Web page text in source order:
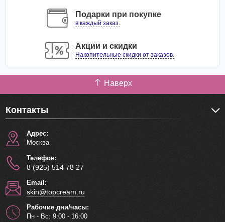
Подарки при покупке
в каждый заказ.
Акции и скидки
Накопительные скидки от заказов.
Наверх
Контакты
Адрес:
Москва
Телефон:
8 (925) 514 78 27
Email:
skin@topcream.ru
Рабочие дни/часы:
Пн - Вс: 9:00 - 16:00